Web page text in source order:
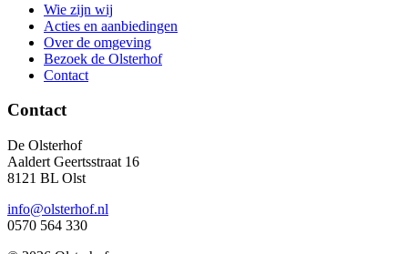
Wie zijn wij
Acties en aanbiedingen
Over de omgeving
Bezoek de Olsterhof
Contact
Contact
De Olsterhof
Aaldert Geertsstraat 16
8121 BL Olst
info@olsterhof.nl
0570 564 330